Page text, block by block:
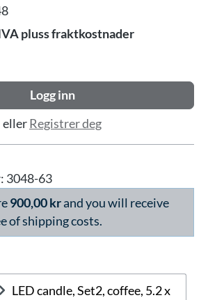
pluss fraktkostnader
Logg inn
ellerRegistrer deg
3048-63
900,00 krand you will receive
of shipping costs.
LED candle, Set2, coffee, 5.2 x